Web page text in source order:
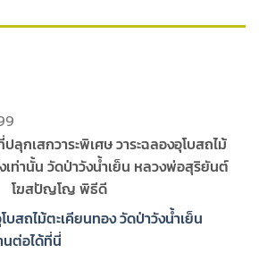
ลุกเสกวาระพิเศษ วาระฉลองอุโบสถไม้
เท่านั้น วัดป่าวังน้ำเย็น หลวงพ่อสุริยันต์
โฆสปัญโญ พิธีดี
สถไม้ตะเคียนทอง วัดป่าวังน้ำเย็น
นต่อได้ที่นี่